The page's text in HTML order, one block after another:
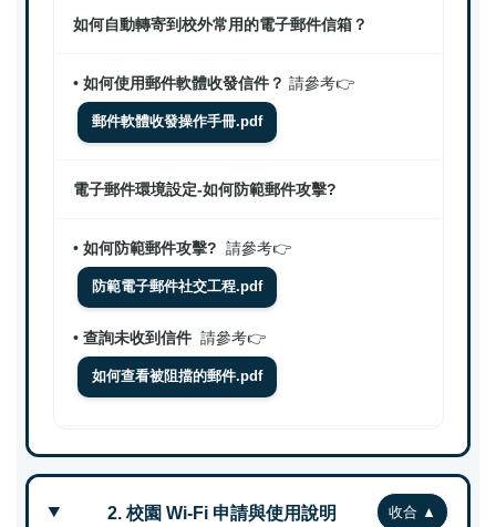
如何自動轉寄到校外常用的電子郵件信箱？
• 如何使用郵件軟體收發信件？ 請參考👉
郵件軟體收發操作手冊.pdf
電子郵件環境設定-如何防範郵件攻擊?
• 如何防範郵件攻擊? 請參考👉
防範電子郵件社交工程.pdf
• 查詢未收到信件請參考👉
如何查看被阻擋的郵件.pdf
2. 校園 Wi-Fi 申請與使用說明